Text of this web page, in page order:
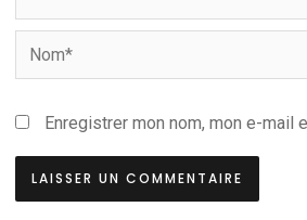
Nom*
Enregistrer mon nom, mon e-mail